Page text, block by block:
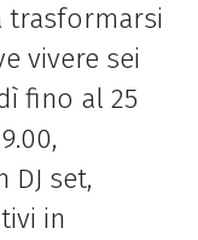
trasformarsi
vivere sei
fino al 25
,
DJ set,
in